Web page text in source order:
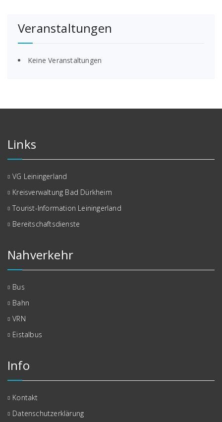
Veranstaltungen
Keine Veranstaltungen
Links
VG Leiningerland
Kreisverwaltung Bad Dürkheim
Tourist-Information Leiningerland
Bereitschaftsdienste
Nahverkehr
Bus
Bahn
VRN
Eistalbus
Info
Kontakt
Datenschutzerklärung